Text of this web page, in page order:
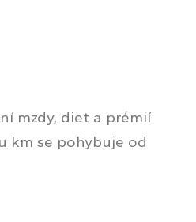
mzdy, diet a prémií
km se pohybuje od